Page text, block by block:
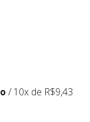
/ 10x de R$9,43